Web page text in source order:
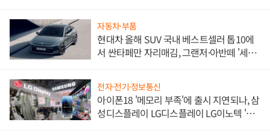
자동차·부품
현대차 올해 SUV 국내 베스트셀러 톱10에
서 싼타페만 자리매김, 그랜저·아반떼 '세단
전자·전기·정보통신
아이폰18 '메모리 부족'에 출시 지연되나, 삼
성디스플레이 LG디스플레이 LG이노텍 '탈